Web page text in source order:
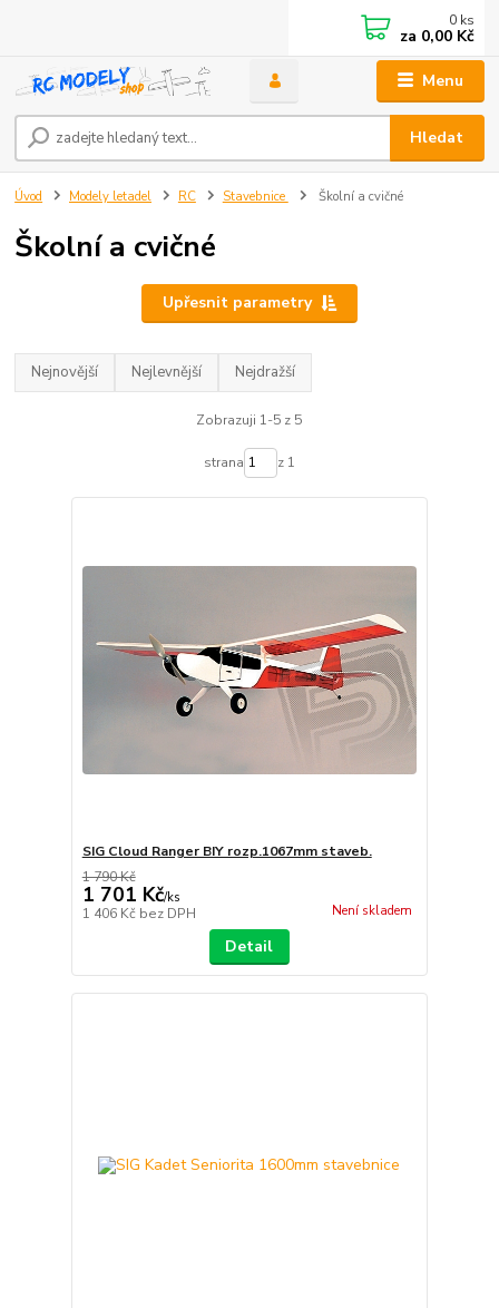
Menu
Hledat
0 ks
za 0,00 Kč
Úvod Modely letadel RC Stavebnice Školní a cvičné
Školní a cvičné
Upřesnit parametry
Nejnovější Nejlevnější Nejdražší
Zobrazuji 1-5 z 5
strana z 1
SIG Cloud Ranger BIY rozp.1067mm staveb.
1 790 Kč
1 701 Kč/ks
1 406 Kč bez DPH Není skladem
Detail